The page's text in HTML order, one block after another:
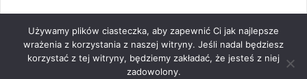
Używamy plików ciasteczka, aby zapewnić Ci jak najlepsze
wrażenia z korzystania z naszej witryny. Jeśli nadal będziesz
korzystać z tej witryny, będziemy zakładać, że jesteś z niej
zadowolony.